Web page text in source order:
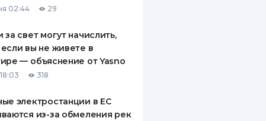
ПОЛИСЫ
КОМПАНИИ
О СТРАХОВЫХ
02:44 29
за свет могут начислить,
вы не живете в
— объяснение от Yasno
318
электростанции в ЕС
из-за обмеления рек